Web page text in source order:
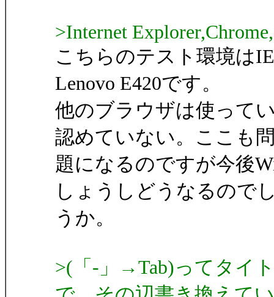
>Internet
こちらのテスト環境は
Lenovo E420です。
他のブラウザは使って
認めていない。ここも
題になるのですが今後
しょうしどうなるので
うか。
>(「-」→Tab)ってタイ